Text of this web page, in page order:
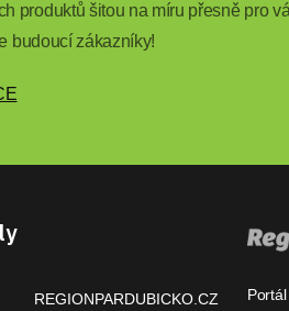
produktů šitou na míru přesně pro
budoucí zákazníky!
REGIONPARDUBICKO.CZ